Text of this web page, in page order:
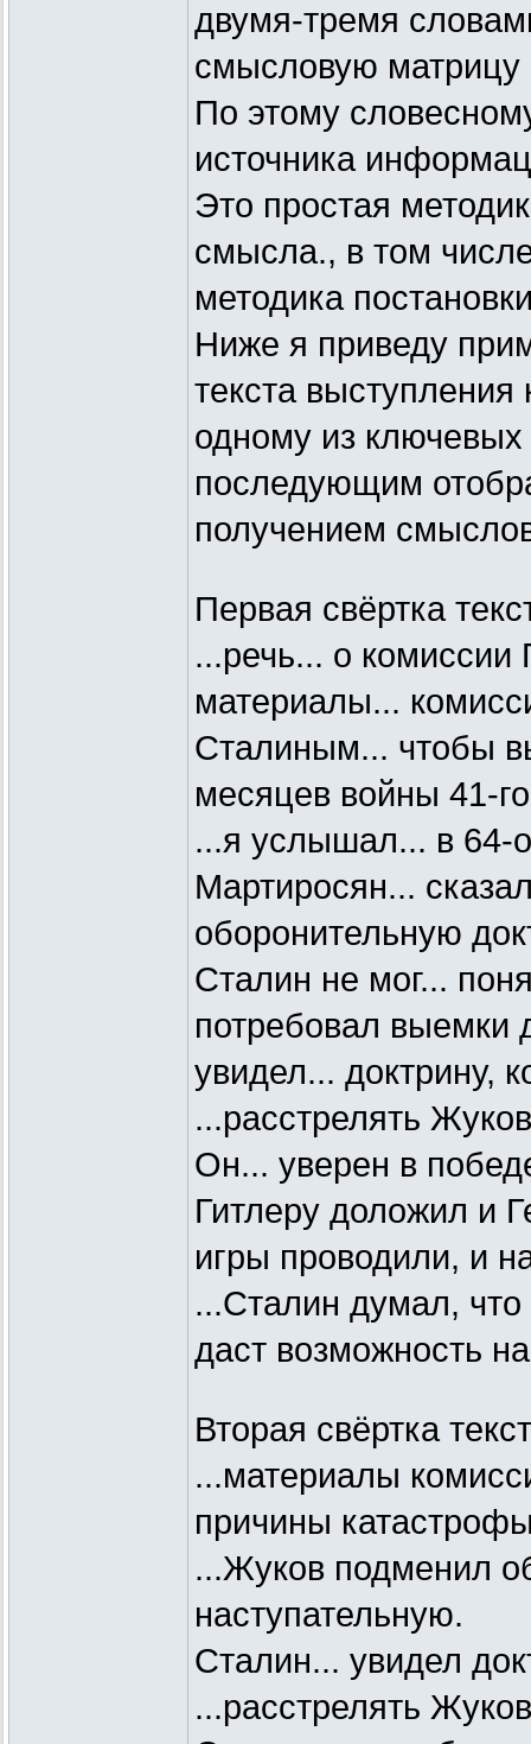
двумя-тремя
смысловую
По этому
источника
Это простая
смысла., в том
методика
Ниже я приведу
текста
одному из
последующим
получением
Первая свёртка
...речь... о
материалы...
Сталиным... чтобы
месяцев войны 41-
...я услышал... в 64-
Мартиросян...
оборонительную
Сталин не мог...
потребовал выемки
увидел... доктрину,
...расстрелять
Он... уверен в
Гитлеру доложил и
игры проводили, и
...Сталин думал,
даст возможность
Вторая свёртка
...материалы
причины
...Жуков подменил
наступательную.
Сталин... увидел
...расстрелять